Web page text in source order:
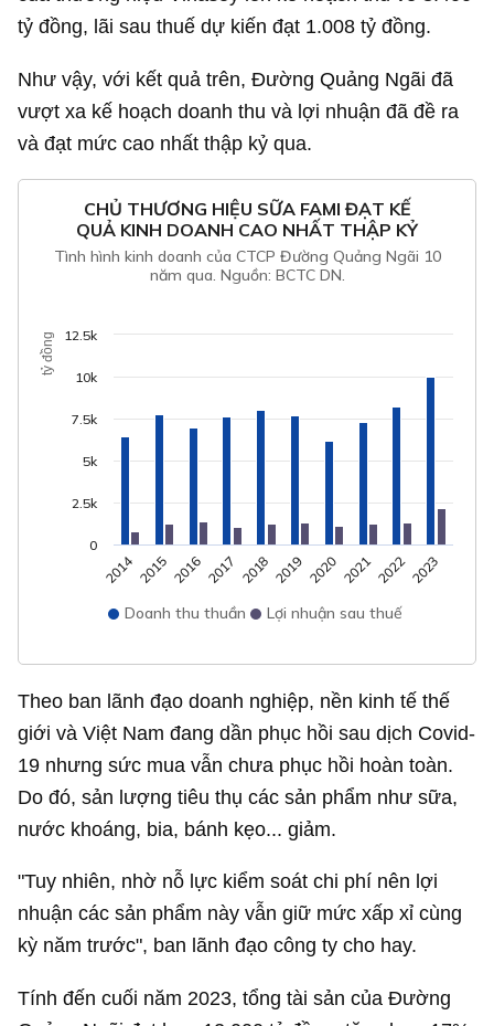
tỷ đồng, lãi sau thuế dự kiến đạt 1.008 tỷ đồng.
Như vậy, với kết quả trên, Đường Quảng Ngãi đã
vượt xa kế hoạch doanh thu và lợi nhuận đã đề ra
và đạt mức cao nhất thập kỷ qua.
tỷ đồng
CHỦ THƯƠNG HIỆU SỮA FAMI ĐẠT KẾ
QUẢ KINH DOANH CAO NHẤT THẬP KỶ
Tình hình kinh doanh của CTCP Đường Quảng Ngãi 10
năm qua. Nguồn: BCTC DN.
Doanh thu thuần Lợi nhuận sau thuế
2014 2015 2016 2017 2018 2019 2020 202120222023
0
2.5k
5k
7.5k
10k
12.5k
Theo ban lãnh đạo doanh nghiệp, nền kinh tế thế
giới và Việt Nam đang dần phục hồi sau dịch Covid-
19 nhưng sức mua vẫn chưa phục hồi hoàn toàn.
Do đó, sản lượng tiêu thụ các sản phẩm như sữa,
nước khoáng, bia, bánh kẹo... giảm.
"Tuy nhiên, nhờ nỗ lực kiểm soát chi phí nên lợi
nhuận các sản phẩm này vẫn giữ mức xấp xỉ cùng
kỳ năm trước", ban lãnh đạo công ty cho hay.
Tính đến cuối năm 2023, tổng tài sản của Đường